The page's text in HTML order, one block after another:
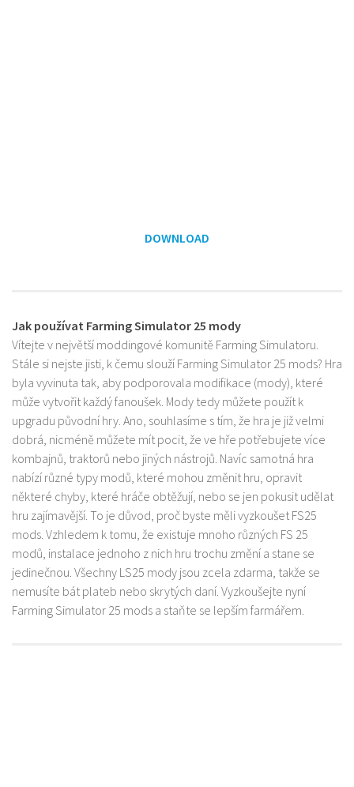
DOWNLOAD
Jak používat Farming Simulator 25 mody
Vítejte v největší moddingové komunitě Farming Simulatoru.
Stále si nejste jisti, k čemu slouží Farming Simulator 25 mods? Hra
byla vyvinuta tak, aby podporovala modifikace (mody), které
může vytvořit každý fanoušek. Mody tedy můžete použít k
upgradu původní hry. Ano, souhlasíme s tím, že hra je již velmi
dobrá, nicméně můžete mít pocit, že ve hře potřebujete více
kombajnů, traktorů nebo jiných nástrojů. Navíc samotná hra
nabízí různé typy modů, které mohou změnit hru, opravit
některé chyby, které hráče obtěžují, nebo se jen pokusit udělat
hru zajímavější. To je důvod, proč byste měli vyzkoušet FS25
mods. Vzhledem k tomu, že existuje mnoho různých FS 25
modů, instalace jednoho z nich hru trochu změní a stane se
jedinečnou. Všechny LS25 mody jsou zcela zdarma, takže se
nemusíte bát plateb nebo skrytých daní. Vyzkoušejte nyní
Farming Simulator 25 mods a staňte se lepším farmářem.